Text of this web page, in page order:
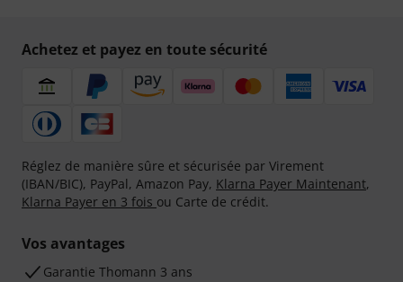
Achetez et payez en toute sécurité
Réglez de manière sûre et sécurisée par Virement
(IBAN/BIC), PayPal, Amazon Pay, Klarna Payer Maintenant,
Klarna Payer en 3 fois ou Carte de crédit.
Vos avantages
Ga­ran­tie Thomann 3 ans